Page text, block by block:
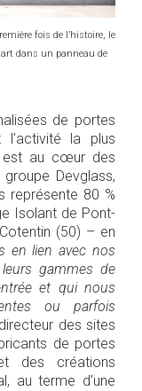
fois de l’histoire, le
dans un panneau de
de portes
la plus
est au cœur des
Devglass,
représente 80 %
Isolant de Pont-
(50) – en
en lien avec nos
gammes de
et qui nous
ou parfois
des sites
de portes
des créations
au terme d’une